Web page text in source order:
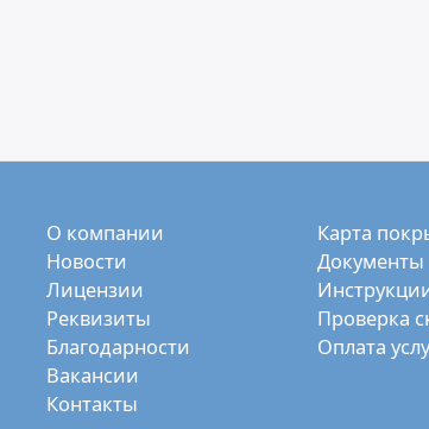
О компании
Новости
Лицензии
Реквизиты
Благодарности
Вакансии
Контакты
Карта
Документы
Проверка
Оплата